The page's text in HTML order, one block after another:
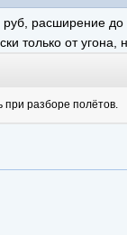
расширение до
только от угона,
при разборе полётов.